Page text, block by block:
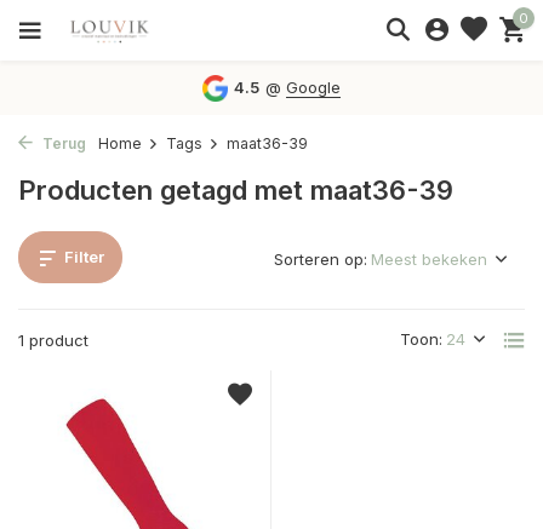
0
4.5 @Google
Terug Home Tags maat36-39
Producten getagd met maat36-39
Filter
1 product Toon:
Sorteren op: